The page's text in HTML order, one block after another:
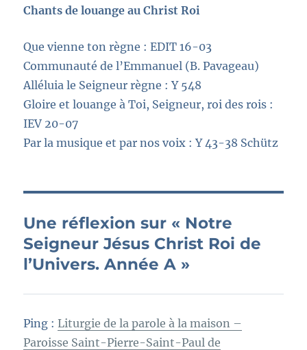
Chants de louange au Christ Roi
Que vienne ton règne : EDIT 16-03
Communauté de l’Emmanuel (B. Pavageau)
Alléluia le Seigneur règne : Y 548
Gloire et louange à Toi, Seigneur, roi des rois :
IEV 20-07
Par la musique et par nos voix : Y 43-38 Schütz
Une réflexion sur « Notre
Seigneur Jésus Christ Roi de
l’Univers. Année A »
Ping :Liturgie de la parole à la maison –
Paroisse Saint-Pierre-Saint-Paul de